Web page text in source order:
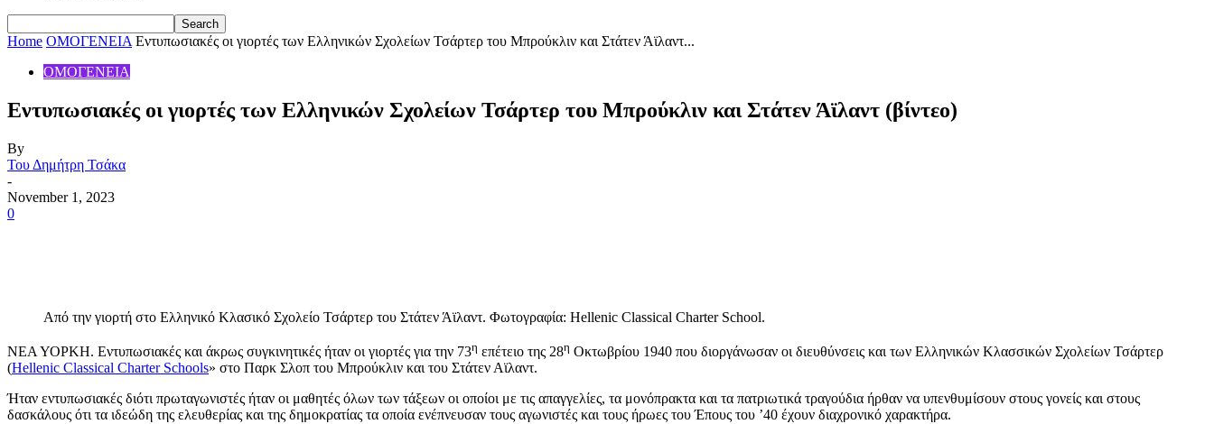
Home ΟΜΟΓΕΝΕΙΑ Εντυπωσιακές οι γιορτές των Ελληνικών Σχολείων Τσάρτερ του Μπρούκλιν και Στάτεν Άϊλαντ...
ΟΜΟΓΕΝΕΙΑ
Εντυπωσιακές οι γιορτές των Ελληνικών Σχολείων Τσάρτερ του Μπρούκλιν και Στάτεν Άϊλαντ (βίντεο)
By
Του Δημήτρη Τσάκα
-
November 1, 2023
0
Από την γιορτή στο Ελληνικό Κλασικό Σχολείο Τσάρτερ του Στάτεν Άϊλαντ. Φωτογραφία: Hellenic Classical Charter School.
ΝΕΑ ΥΟΡΚΗ. Εντυπωσιακές και άκρως συγκινητικές ήταν οι γιορτές για την 73η επέτειο της 28η Οκτωβρίου 1940 που διοργάνωσαν οι διευθύνσεις και των Ελληνικών Κλασσικών Σχολείων Τσάρτερ
(Hellenic Classical Charter Schools» στο Παρκ Σλοπ του Μπρούκλιν και του Στάτεν Αϊλαντ.
Ήταν εντυπωσιακές διότι πρωταγωνιστές ήταν οι μαθητές όλων των τάξεων οι οποίοι με τις απαγγελίες, τα μονόπρακτα και τα πατριωτικά τραγούδια ήρθαν να υπενθυμίσουν στους γονείς και στους
δασκάλους ότι τα ιδεώδη της ελευθερίας και της δημοκρατίας τα οποία ενέπνευσαν τους αγωνιστές και τους ήρωες του Έπους του ’40 έχουν διαχρονικό χαρακτήρα.